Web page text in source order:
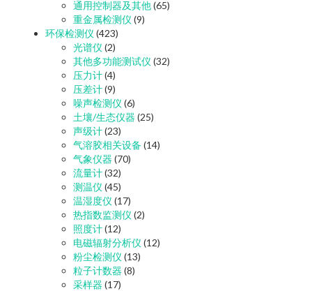
通用控制器及其他(65)
重金属检测仪 (9)
环保检测仪 (423)
光谱仪 (2)
其他多功能测试仪 (32)
压力计(4)
压差计(9)
噪声检测仪 (6)
土壤/生态仪器 (25)
声级计(23)
气溶胶相关设备 (14)
气象仪器 (70)
流量计(32)
测温仪 (45)
温湿度仪 (17)
热指数监测仪 (2)
照度计(12)
电磁辐射分析仪 (12)
粉尘检测仪 (13)
粒子计数器 (8)
采样器 (17)